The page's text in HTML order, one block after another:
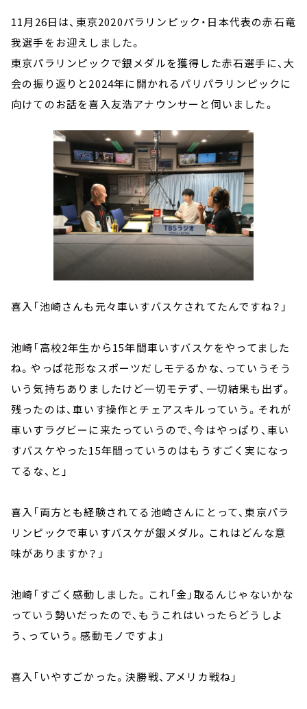
11月26日は、東京2020パラリンピック・日本代表の赤石竜
我選手をお迎えしました。
東京パラリンピックで銀メダルを獲得した赤石選手に、大
会の振り返りと2024年に開かれるパリパラリンピックに
向けてのお話を喜入友浩アナウンサーと伺いました。
喜入「池崎さんも元々車いすバスケされてたんですね？」
池崎「高校2年生から15年間車いすバスケをやってました
ね。やっぱ花形なスポーツだしモテるかな、っていうそう
いう気持ちありましたけど一切モテず、一切結果も出ず。
残ったのは、車いす操作とチェアスキルっていう。それが
車いすラグビーに来たっていうので、今はやっぱり、車い
すバスケやった15年間っていうのはもうすごく実になっ
てるな、と」
喜入「両方とも経験されてる池崎さんにとって、東京パラ
リンピックで車いすバスケが銀メダル。これはどんな意
味がありますか？」
池崎「すごく感動しました。これ「金」取るんじゃないかな
っていう勢いだったので、もうこれはいったらどうしよ
う、っていう。感動モノですよ」
喜入「いやすごかった。決勝戦、アメリカ戦ね」